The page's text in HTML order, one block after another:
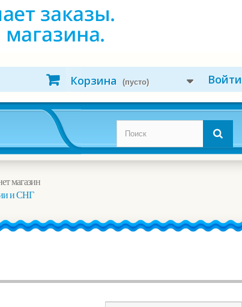
Войти
Корзина (пусто)
магазин
и СНГ